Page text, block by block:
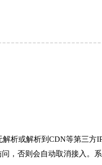
析或解析到CDN等第三方
，否则会自动取消接入。